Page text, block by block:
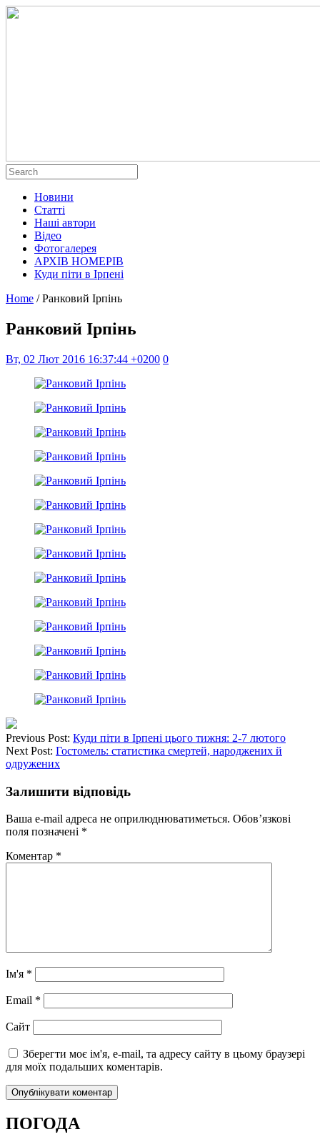
Новини
Статті
Наші автори
Відео
Фотогалерея
АРХІВ НОМЕРІВ
Куди піти в Ірпені
Home / Ранковий Ірпінь
Ранковий Ірпінь
Вт, 02 Лют 2016 16:37:44 +0200 0
Previous Post: Куди піти в Ірпені цього тижня: 2-7 лютого
Next Post: Гостомель: статистика смертей, народжених й
одружених
Залишити відповідь
Ваша e-mail адреса не оприлюднюватиметься. Обов’язкові
поля позначені *
Коментар *
Ім'я *
Email *
Сайт
Зберегти моє ім'я, e-mail, та адресу сайту в цьому браузері
для моїх подальших коментарів.
ПОГОДА